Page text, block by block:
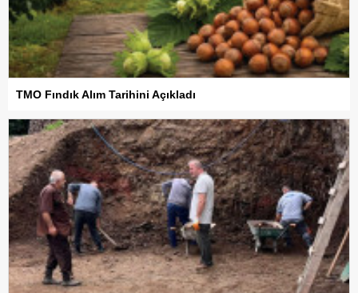
TMO Fındık Alım Tarihini Açıkladı